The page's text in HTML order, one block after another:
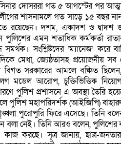
দোসররা গত ৫ আগস্টের পর
শাসনামলে গত সাড়ে ১৫ বছর
রয়েছেন। দশম, একাদশ ও দ্বাদশ
পুলিশের এমন শতাধিক কর্মকর্তা
সংশ্লিষ্টদের ‘ম্যানেজ’ করে
মেধা, জ্যেষ্ঠতাসহ প্রয়োজনীয়
বিগত সরকারের আমলে বঞ্চিত
মডেল আরোপ, চুক্তিভিত্তিক
পুলিশ প্রশাসনে এ অবস্থা তৈরি
পুলিশ মহাপরিদর্শক (আইজিপি)
পুরোপুরি ফিরে এসেছে। তিনি
নেই। তিনি আরও বলেন, পুলিশের
কাজ করছে। সূত্র জানায়, ছাত্র-